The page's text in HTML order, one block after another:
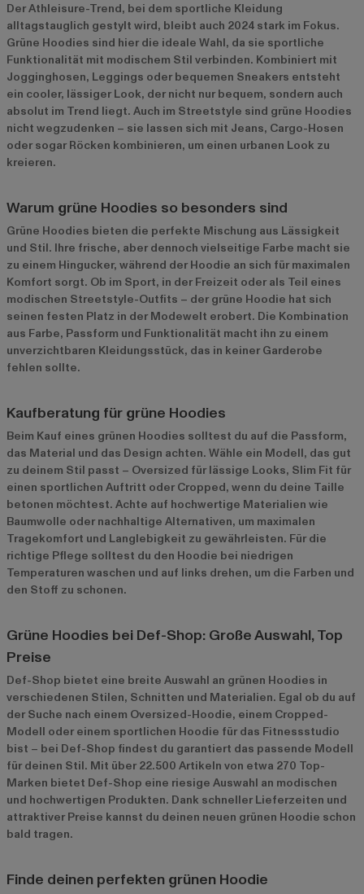
Der Athleisure-Trend, bei dem sportliche Kleidung
alltagstauglich gestylt wird, bleibt auch 2024 stark im Fokus.
Grüne Hoodies sind hier die ideale Wahl, da sie sportliche
Funktionalität mit modischem Stil verbinden. Kombiniert mit
Jogginghosen, Leggings oder bequemen Sneakers entsteht
ein cooler, lässiger Look, der nicht nur bequem, sondern auch
absolut im Trend liegt. Auch im Streetstyle sind grüne Hoodies
nicht wegzudenken – sie lassen sich mit Jeans, Cargo-Hosen
oder sogar Röcken kombinieren, um einen urbanen Look zu
kreieren.
Warum grüne Hoodies so besonders sind
Grüne Hoodies bieten die perfekte Mischung aus Lässigkeit
und Stil. Ihre frische, aber dennoch vielseitige Farbe macht sie
zu einem Hingucker, während der Hoodie an sich für maximalen
Komfort sorgt. Ob im Sport, in der Freizeit oder als Teil eines
modischen Streetstyle-Outfits – der grüne Hoodie hat sich
seinen festen Platz in der Modewelt erobert. Die Kombination
aus Farbe, Passform und Funktionalität macht ihn zu einem
unverzichtbaren Kleidungsstück, das in keiner Garderobe
fehlen sollte.
Kaufberatung für grüne Hoodies
Beim Kauf eines grünen Hoodies solltest du auf die Passform,
das Material und das Design achten. Wähle ein Modell, das gut
zu deinem Stil passt – Oversized für lässige Looks, Slim Fit für
einen sportlichen Auftritt oder Cropped, wenn du deine Taille
betonen möchtest. Achte auf hochwertige Materialien wie
Baumwolle oder nachhaltige Alternativen, um maximalen
Tragekomfort und Langlebigkeit zu gewährleisten. Für die
richtige Pflege solltest du den Hoodie bei niedrigen
Temperaturen waschen und auf links drehen, um die Farben und
den Stoff zu schonen.
Grüne Hoodies bei Def-Shop: Große Auswahl, Top
Preise
Def-Shop bietet eine breite Auswahl an grünen Hoodies in
verschiedenen Stilen, Schnitten und Materialien. Egal ob du auf
der Suche nach einem Oversized-Hoodie, einem Cropped-
Modell oder einem sportlichen Hoodie für das Fitnessstudio
bist – bei Def-Shop findest du garantiert das passende Modell
für deinen Stil. Mit über 22.500 Artikeln von etwa 270 Top-
Marken bietet Def-Shop eine riesige Auswahl an modischen
und hochwertigen Produkten. Dank schneller Lieferzeiten und
attraktiver Preise kannst du deinen neuen grünen Hoodie schon
bald tragen.
Finde deinen perfekten grünen Hoodie